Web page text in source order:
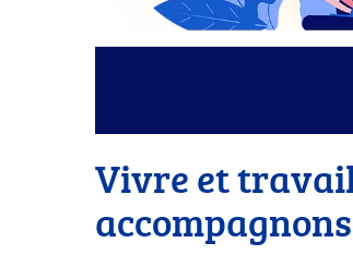
Vivre et